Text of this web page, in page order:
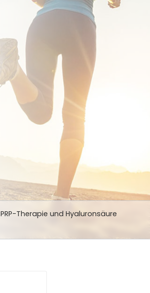
PRP-Therapie und Hyaluronsäure